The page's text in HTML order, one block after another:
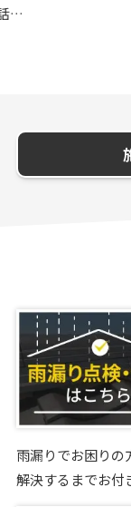
雨漏りでお困りの
解決するまでお付